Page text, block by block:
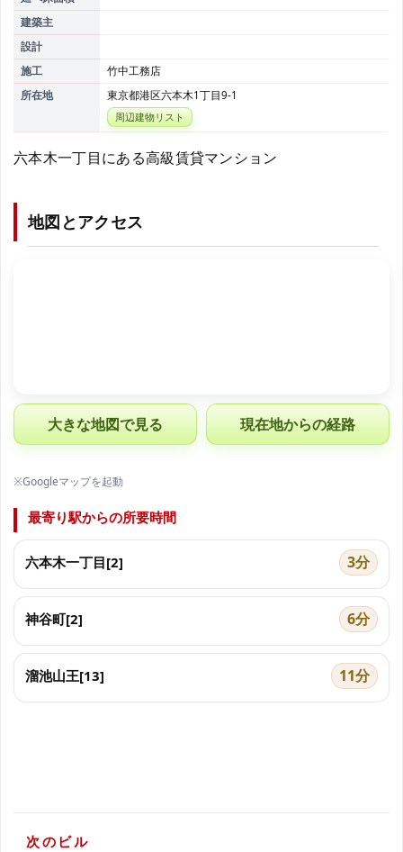
建築主
設計
施工
竹中工務店
所在地
東京都港区六本木1丁目9-1
周辺建物リスト
六本木一丁目にある高級賃貸マンション
地図とアクセス
大きな地図で見る 現在地からの経路
※Googleマップを起動
最寄り駅からの所要時間
六本木一丁目[2] 3分
神谷町[2] 6分
溜池山王[13] 11分
次のビル